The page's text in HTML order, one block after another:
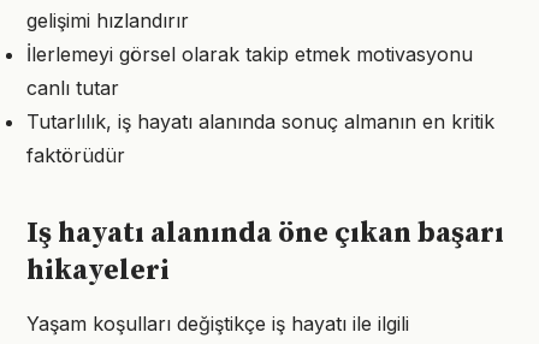
gelişimi hızlandırır
İlerlemeyi görsel olarak takip etmek motivasyonu
canlı tutar
Tutarlılık, iş hayatı alanında sonuç almanın en kritik
faktörüdür
Iş hayatı alanında öne çıkan başarı
hikayeleri
Yaşam koşulları değiştikçe iş hayatı ile ilgili